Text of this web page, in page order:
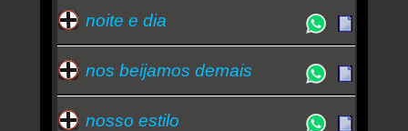
noite e dia
nos beijamos demais
nosso estilo